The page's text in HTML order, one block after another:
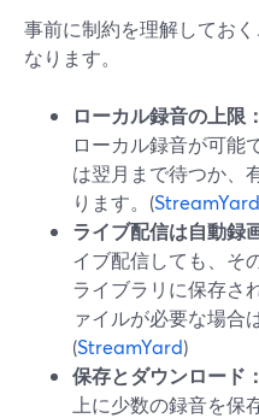
事前に制約を理解してお
なります。
ローカル録音の上限：
ローカル録音が可能
は翌月まで待つか、
ります。(StreamYard
ライブ配信は自動録
イブ配信しても、そ
ライブラリに保存さ
ァイルが必要な場合
(StreamYard)
保存とダウンロード：
上に少数の録音を保